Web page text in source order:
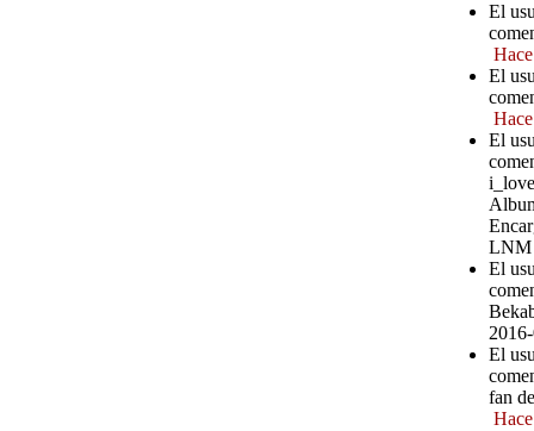
El
El
El
LNM
El
El
fan